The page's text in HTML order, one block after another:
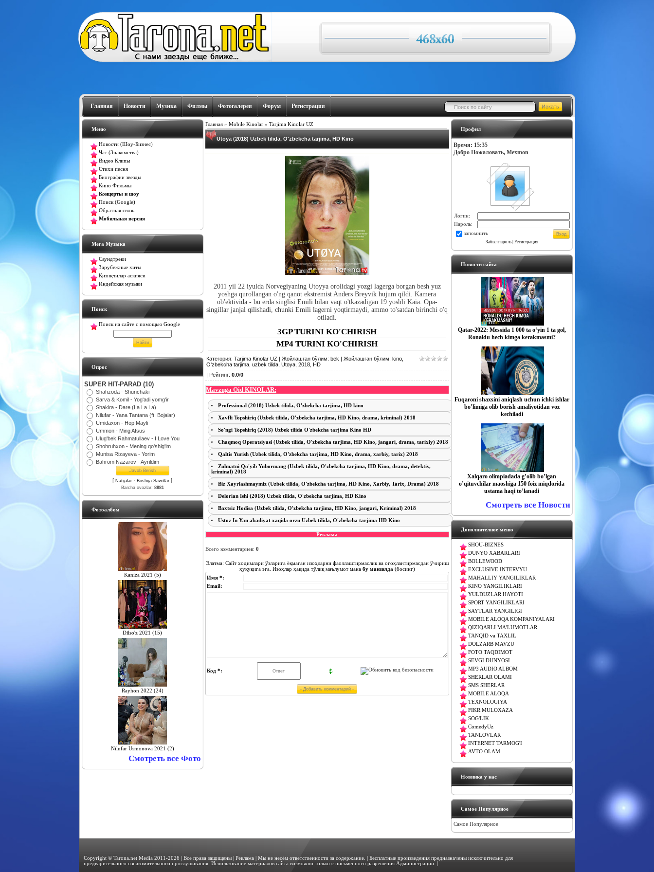
Главная Новости Музика Филмы Фотогалерея Форум Регистрация
Меню
Новости (Шоу-Бизнес)
Чат (Знакомства)
Видео Клипы
Стихи песня
Биографии звезды
Кино Фильмы
Концерты и шоу
Поиск (Google)
Обратная связь
Мобильная версия
Мега Музыка
Саундтреки
Зарубежные хиты
Қизиқчилар аскияси
Индейская музыки
Поиск
Поиск на сайте с помощью Google
Oпрос
SUPER HIT-PARAD (10)
Shahzoda - Shunchaki
Sarva & Komil - Yog'adi yomg'ir
Shakira - Dare (La La La)
Nilufar - Yana Tantana (ft. Bojalar)
Umidaxon - Hop Mayli
Ummon - Ming Afsus
Ulug'bek Rahmatullaev - I Love You
Shohruhxon - Mening qo'shig'im
Munisa Rizayeva - Yorim
Bahrom Nazarov - Ayrildim
[ Natijalar · Boshqa Savollar ]
Barcha ovozlar: 8881
Фотоалбом
Kaniza 2021 (5)
Dilso'z 2021 (15)
Rayhon 2022 (24)
Nilufar Usmonova 2021 (2)
Смотреть все Фото
Главная» Mobile Kinolar» Tarjima Kinolar UZ
Utoya (2018) Uzbek tilida, O'zbekcha tarjima, HD Kino
2011 yil 22 iyulda Norvegiyaning Utoyya orolidagi yozgi lagerga borgan besh yuz
yoshga qurollangan o'ng qanot ekstremist Anders Breyvik hujum qildi. Kamera
ob'ektivida - bu erda singlisi Emili bilan vaqt o'tkazadigan 19 yoshli Kaia. Opa-
singillar janjal qilishadi, chunki Emili lagerni yoqtirmaydi, ammo to'satdan birinchi o'q
otiladi.
3GP TURINI KO'CHIRISH
MP4 TURINI KO'CHIRISH
Категория: Tarjima Kinolar UZ| Жойлашган бўлим: bek | Жойлашган бўлим: kino,
O'zbekcha tarjima, uzbek tilida, Utoya, 2018, HD
| Рейтинг: 0.0/0
Mavzuga Oid KINOLAR:
Professional (2018) Uzbek tilida, O'zbekcha tarjima, HD kino
Xavfli Topshiriq (Uzbek tilida, O'zbekcha tarjima, HD Kino, drama, kriminal) 2018
So'ngi Topshiriq (2018) Uzbek tilida O'zbekcha tarjima Kino HD
Chaqmoq Operatsiyasi (Uzbek tilida, O'zbekcha tarjima, HD Kino, jangari, drama, tarixiy) 2018
Qaltis Yurish (Uzbek tilida, O'zbekcha tarjima, HD Kino, drama, xarbiy, tarix) 2018
Zulmatni Qo'yib Yubormang (Uzbek tilida, O'zbekcha tarjima, HD Kino, drama, detektiv,
kriminal) 2018
Biz Xayrlashmaymiz (Uzbek tilida, O'zbekcha tarjima, HD Kino, Xarbiy, Tarix, Drama) 2018
Delorian Ishi (2018) Uzbek tilida, O'zbekcha tarjima, HD Kino
Baxtsiz Hodisa (Uzbek tilida, O'zbekcha tarjima, HD Kino, jangari, Kriminal) 2018
Ustoz In Yan abadiyat xaqida orzu Uzbek tilida, O'zbekcha tarjima HD Kino
Реклама
Всего комментариев: 0
Элатма: Сайт ходимлари ўзларига ёқмаган изоҳларни фаоллаштирмаслик ва огоҳлантирмасдан ўчириш
ҳуқуқига эга. Изоҳлар ҳақида тўлиқ маълумот манабу манзилда (босинг)
Имя *:
Email:
Код *:
Профил
Время: 15:35
Добро Пожаловать, Mexmon
Логин:
Пароль:
запомнить
Забыл пароль| Регистрация
Новости сайта
Qatar-2022: Messida 1 000 ta o‘yin 1 ta gol,
Ronaldu hech kimga kerakmasmi?
Fuqaroni shaxsini aniqlash uchun ichki ishlar
boʼlimiga olib borish amaliyotidan voz
kechiladi
Xalqaro olimpiadada gʼolib boʼlgan
oʼqituvchilar maoshiga 150 foiz miqdorida
ustama haqi toʼlanadi
Смотреть все Новости
Дополнителное меню
SHOU-BIZNES
DUNYO XABARLARI
BOLLEWOOD
EXCLUSIVE INTERVYU
MAHALLIY YANGILIKLAR
KINO YANGILIKLARI
YULDUZLAR HAYOTI
SPORT YANGILIKLARI
SAYTLAR YANGILIGI
MOBILE ALOQA KOMPANIYALARI
QIZIQARLI MA'LUMOTLAR
TANQID va TAXLIL
DOLZARB MAVZU
FOTO TAQDIMOT
SEVGI DUNYOSI
MP3 AUDIO ALBOM
SHERLAR OLAMI
SMS SHERLAR
MOBILE ALOQA
TEXNOLOGIYA
FIKR MULOXAZA
SOG'LIK
ComedyUz
TANLOVLAR
INTERNET TARMOG'I
AVTO OLAM
Новинка у нас
Самое Популярное
Самое Популярное
Copyright © Tarona.net Media 2011-2026 | Все права защищены |Реклама
| Мы не несём ответственности за содержание. | Бесплатные произведения предназначены исключительно для
предварительного ознакомительного прослушивания. Использование материалов сайта возможно только с письменного разрешения Администрации. |